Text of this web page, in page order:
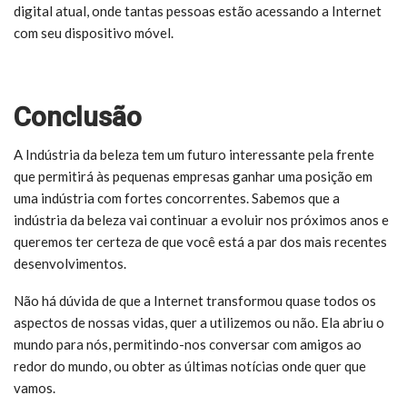
digital atual, onde tantas pessoas estão acessando a Internet
com seu dispositivo móvel.
Conclusão
A Indústria da beleza tem um futuro interessante pela frente
que permitirá às pequenas empresas ganhar uma posição em
uma indústria com fortes concorrentes. Sabemos que a
indústria da beleza vai continuar a evoluir nos próximos anos e
queremos ter certeza de que você está a par dos mais recentes
desenvolvimentos.
Não há dúvida de que a Internet transformou quase todos os
aspectos de nossas vidas, quer a utilizemos ou não. Ela abriu o
mundo para nós, permitindo-nos conversar com amigos ao
redor do mundo, ou obter as últimas notícias onde quer que
vamos.